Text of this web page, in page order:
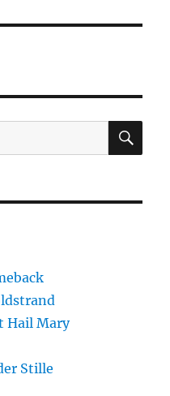
Hail Mary
Stille